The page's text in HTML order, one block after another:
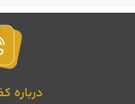
درباره